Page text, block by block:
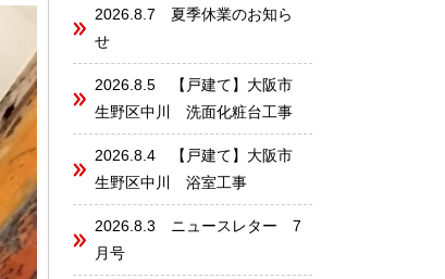
2026.8.7 夏季休業のお知ら
せ
2026.8.5 【戸建て】大阪市
生野区中川 洗面化粧台工事
2026.8.4 【戸建て】大阪市
生野区中川 浴室工事
2026.8.3 ニュースレター 7
月号